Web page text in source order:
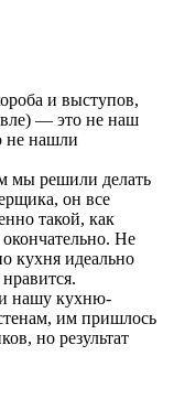
и выступов,
— это не наш
не нашли
мы решили делать
он все
такой, как
Не
кухня идеально
нашу кухню-
им пришлось
но результат